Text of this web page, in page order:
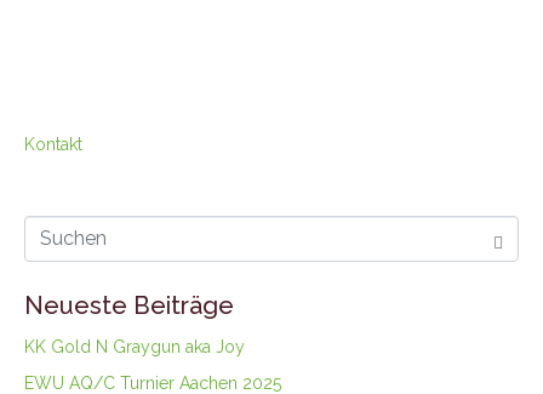
Kontakt
Neueste Beiträge
KK Gold N Graygun aka Joy
EWU AQ/C Turnier Aachen 2025